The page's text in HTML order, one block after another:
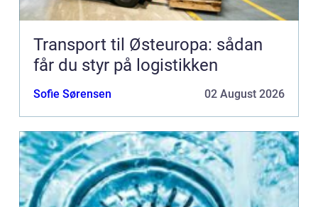
Transport til Østeuropa: sådan
får du styr på logistikken
Sofie Sørensen 02 August 2026